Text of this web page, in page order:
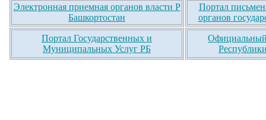
Электронная приемная органов власти Р
Башкортостан
Портал
органов
Портал Государственных и
Муниципальных Услуг РБ
Официальный